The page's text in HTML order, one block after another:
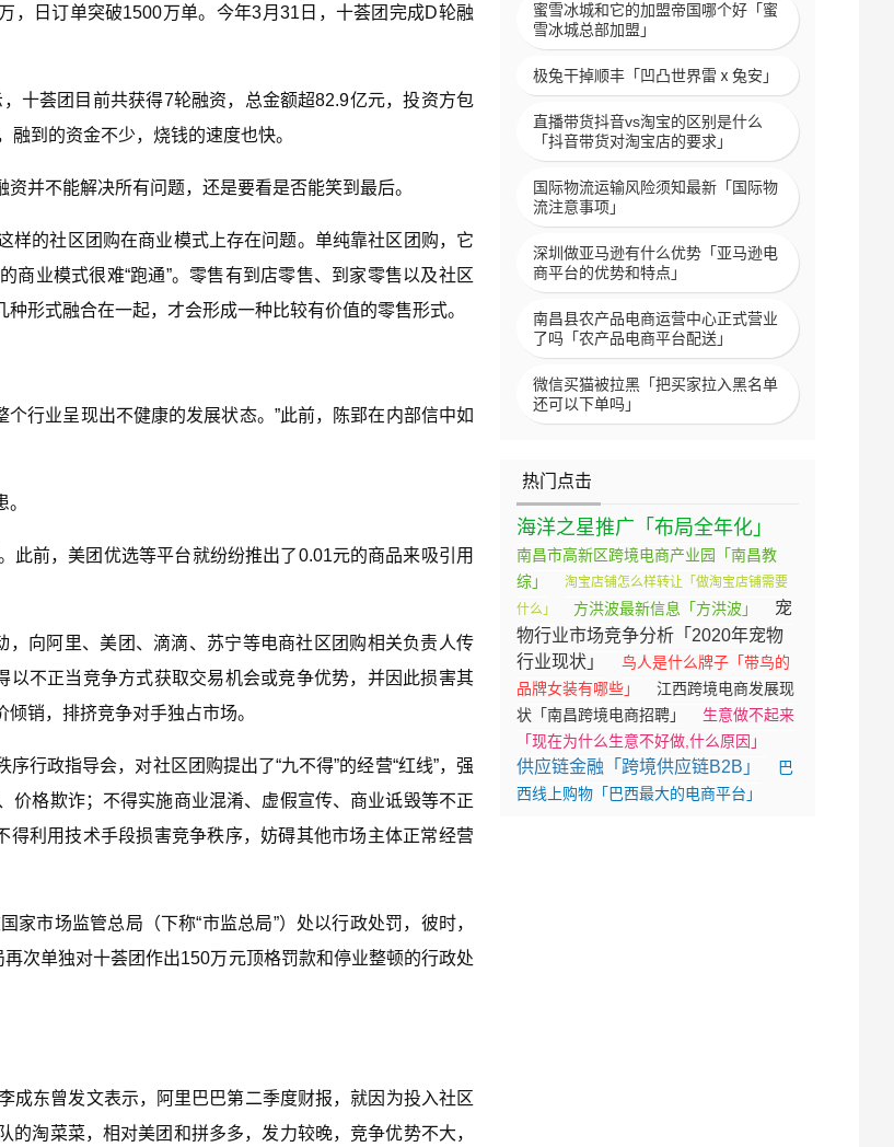
蜜雪冰城和它的加盟帝国哪个好「蜜
雪冰城总部加盟」
极兔干掉顺丰「凹凸世界雷ⅹ兔安」
直播带货抖音vs淘宝的区别是什么
「抖音带货对淘宝店的要求」
国际物流运输风险须知最新「国际物
流注意事项」
深圳做亚马逊有什么优势「亚马逊电
商平台的优势和特点」
南昌县农产品电商运营中心正式营业
了吗「农产品电商平台配送」
微信买猫被拉黑「把买家拉入黑名单
还可以下单吗」
热门点击
海洋之星推广「布局全年化」
南昌市高新区跨境电商产业园「南昌教
综」
淘宝店铺怎么样转让「做淘宝店铺需要
什么」
方洪波最新信息「方洪波」
宠
物行业市场竞争分析「2020年宠物
行业现状」
鸟人是什么牌子「带鸟的
品牌女装有哪些」
江西跨境电商发展现
状「南昌跨境电商招聘」
生意做不起来
「现在为什么生意不好做,什么原因」
供应链金融「跨境供应链B2B」
巴
西线上购物「巴西最大的电商平台」
，日订单突破1500万单。今年3月31日，十荟团完成D轮融
十荟团目前共获得7轮融资，总金额超82.9亿元，投资方包
到的资金不少，烧钱的速度也快。
并不能解决所有问题，还是要看是否能笑到最后。
的社区团购在商业模式上存在问题。单纯靠社区团购，它
业模式很难“跑通”。零售有到店零售、到家零售以及社区
形式融合在一起，才会形成一种比较有价值的零售形式。
行业呈现出不健康的发展状态。”此前，陈郢在内部信中如
前，美团优选等平台就纷纷推出了0.01元的商品来吸引用
，向阿里、美团、滴滴、苏宁等电商社区团购相关负责人传
以不正当竞争方式获取交易机会或竞争优势，并因此损害其
销，排挤竞争对手独占市场。
行政指导会，对社区团购提出了“九不得”的经营“红线”，强
格欺诈；不得实施商业混淆、虚假宣传、商业诋毁等不正
得利用技术手段损害竞争秩序，妨碍其他市场主体正常经营
市场监管总局（下称“市监总局”）处以行政处罚，彼时，
次单独对十荟团作出150万元顶格罚款和停业整顿的行政处
成东曾发文表示，阿里巴巴第二季度财报，就因为投入社区
淘菜菜，相对美团和拼多多，发力较晚，竞争优势不大，